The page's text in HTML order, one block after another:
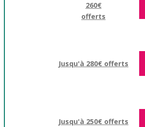
260€
offerts
Jusqu'à 280€ offerts
Jusqu'à 250€ offerts